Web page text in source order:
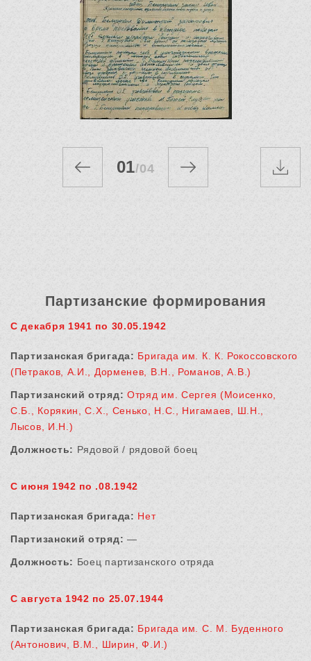
01/04
Партизанские формирования
С декабря 1941 по 30.05.1942
Партизанская бригада: Бригада им. К. К. Рокоссовского
(Петраков, А.И., Дорменев, В.Н., Романов, А.В.)
Партизанский отряд: Отряд им. Сергея (Моисенко,
С.Б., Корякин, С.Х., Сенько, Н.С., Нигамаев, Ш.Н.,
Лысов, И.Н.)
Должность: Рядовой / рядовой боец
С июня 1942 по .08.1942
Партизанская бригада: Нет
Партизанский отряд: —
Должность: Боец партизанского отряда
С августа 1942 по 25.07.1944
Партизанская бригада: Бригада им. С. М. Буденного
(Антонович, В.М., Ширин, Ф.И.)